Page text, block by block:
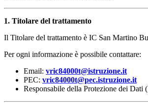
1. Titolare del trattamento
Il Titolare del trattamento è IC San Martino
Per ogni informazione è possibile contattare:
Email: vric84000t@istruzione.it
PEC: vric84000t@pec.istruzione.it
Responsabile della Protezione dei